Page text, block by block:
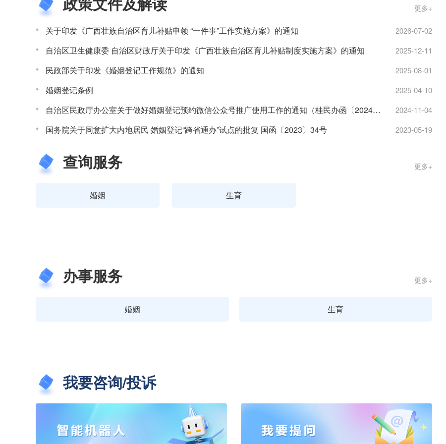
更多+
关于印发《广西壮族自治区育儿补贴申领 “一件事”工作实施方案》的通知 2026-07-02
自治区卫生健康委 自治区财政厅关于印发《广西壮族自治区育儿补贴制度实施方案》的通知 2025-12-11
民政部关于印发《婚姻登记工作规范》的通知 2025-08-01
婚姻登记条例 2025-04-10
自治区民政厅办公室关于做好婚姻登记预约微信公众号推广使用工作的通知（桂民办函〔2024〕123号） 2024-11-04
国务院关于同意扩大内地居民 婚姻登记“跨省通办”试点的批复 国函〔2023〕34号 2023-05-19
查询服务 更多+
婚姻 生育
办事服务 更多+
婚姻 生育
我要咨询/投诉